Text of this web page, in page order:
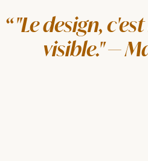
"Le design,
visible." —